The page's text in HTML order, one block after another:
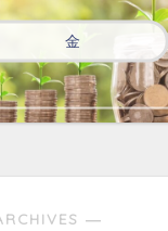
金
―